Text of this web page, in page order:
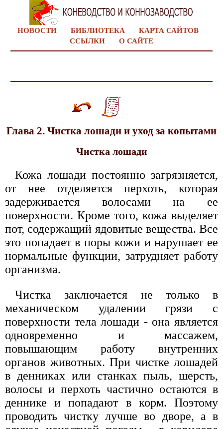
НОВОСТИ БИБЛИОТЕКА
КАРТА САЙТОВ
ССЫЛКИ
О САЙТЕ
Глава 2. Чистка лошади и уход за копытами
Чистка лошади
Кожа лошади постоянно загрязняется,
от нее отделяется перхоть, которая
задерживается волосами на ее
поверхности. Кроме того, кожа выделяет
пот, содержащий ядовитые вещества. Все
это попадает в поры кожи и нарушает ее
нормальные функции, затрудняет работу
организма.
Чистка заключается не только в
механическом удалении грязи с
поверхности тела лошади - она является
одновременно и массажем,
повышающим работу внутренних
органов животных. При чистке лошадей
в денниках или станках пыль, шерсть,
волосы и перхоть частично остаются в
деннике и попадают в корм. Поэтому
проводить чистку лучше во дворе, а в